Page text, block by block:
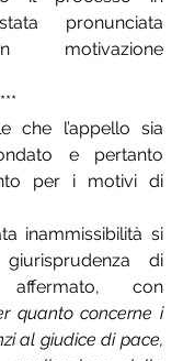
pronunciata
motivazione
***
che l’appello sia
e pertanto
per i motivi di
inammissibilità si
di
con
quanto concerne i
al giudice di pace,